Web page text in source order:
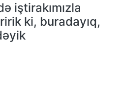
iştirakımızla
ki, buradayıq,